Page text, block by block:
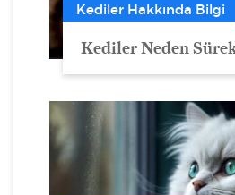
Kediler Hakkında Bilgi
Kediler Neden